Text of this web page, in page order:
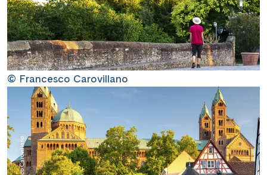
Contact
Mentions légales
Contact professionnel
© Francesco Carovillano